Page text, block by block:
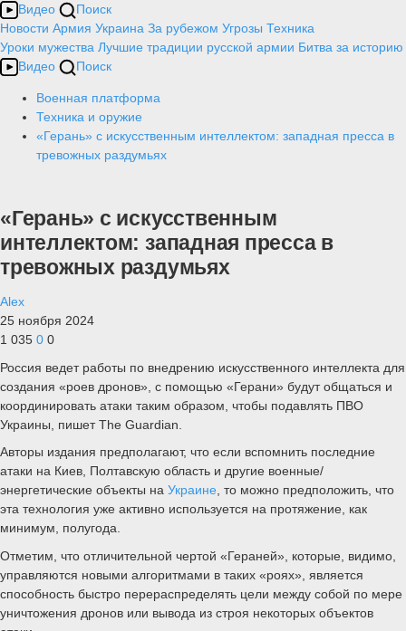
Видео
Поиск
Новости Армия Украина За рубежом Угрозы Техника
Уроки мужества Лучшие традиции русской армии Битва за историю
Видео
Поиск
Военная платформа
Техника и оружие
«Герань» с искусственным интеллектом: западная пресса в
тревожных раздумьях
«Герань» с искусственным
интеллектом: западная пресса в
тревожных раздумьях
Alex
25 ноября 2024
1 035 0 0
Россия ведет работы по внедрению искусственного интеллекта для
создания «роев дронов», с помощью «Герани» будут общаться и
координировать атаки таким образом, чтобы подавлять ПВО
Украины, пишет The Guardian.
Авторы издания предполагают, что если вспомнить последние
атаки на Киев, Полтавскую область и другие военные/
энергетические объекты на Украине, то можно предположить, что
эта технология уже активно используется на протяжение, как
минимум, полугода.
Отметим, что отличительной чертой «Гераней», которые, видимо,
управляются новыми алгоритмами в таких «роях», является
способность быстро перераспределять цели между собой по мере
уничтожения дронов или вывода из строя некоторых объектов